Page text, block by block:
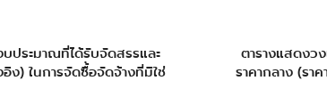
ประมาณที่ได้รับจัดสรรและ
อิง) ในการจัดซื้อจัดจ้างที่มิใช่
ตารางแสดงว
ราคากลาง (รา